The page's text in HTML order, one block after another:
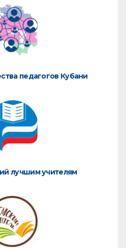
педагогов Кубани
лучшим учителям